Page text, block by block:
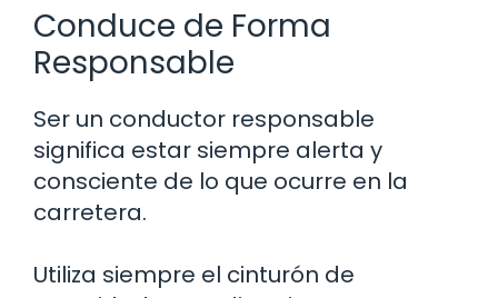
Conduce de Forma
Responsable
Ser un conductor responsable
significa estar siempre alerta y
consciente de lo que ocurre en la
carretera.
Utiliza siempre el cinturón de